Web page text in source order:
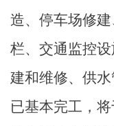
造、停车场修
栏、交通监控
建和维修、供
已基本完工，将